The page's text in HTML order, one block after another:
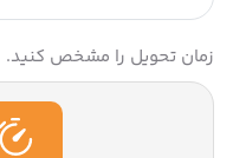
زمان تحویل را مشخص کنید.